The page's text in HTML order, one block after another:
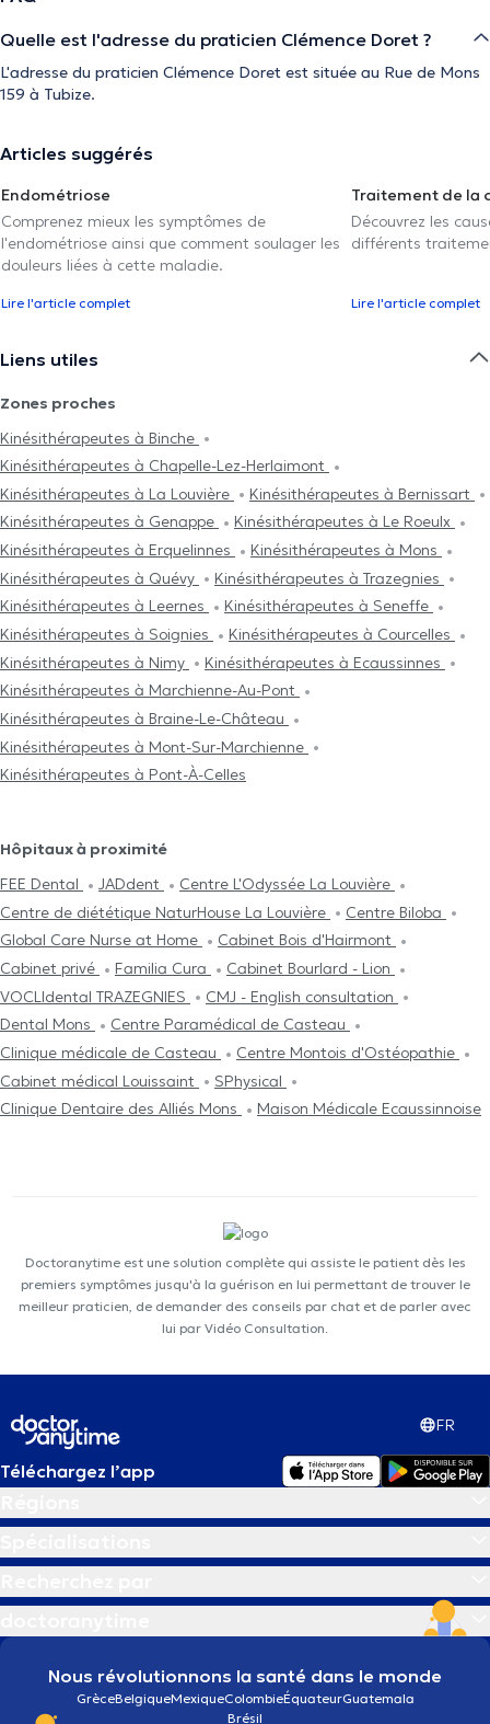
Quelle est l'adresse du praticien Clémence Doret ?
L'adresse du praticien Clémence Doret est située au Rue de Mons
159 à Tubize.
Articles suggérés
Endométriose
Comprenez mieux les symptômes de
l'endométriose ainsi que comment soulager les
douleurs liées à cette maladie.
Lire l'article complet
Traitement de la
Découvrez les
différents
Lire l'article complet
Liens utiles
Zones proches
Kinésithérapeutes à Binche
Kinésithérapeutes à Chapelle-Lez-Herlaimont
Kinésithérapeutes à La Louvière
Kinésithérapeutes à Bernissart
Kinésithérapeutes à Genappe
Kinésithérapeutes à Le Roeulx
Kinésithérapeutes à Erquelinnes
Kinésithérapeutes à Mons
Kinésithérapeutes à Quévy
Kinésithérapeutes à Trazegnies
Kinésithérapeutes à Leernes
Kinésithérapeutes à Seneffe
Kinésithérapeutes à Soignies
Kinésithérapeutes à Courcelles
Kinésithérapeutes à Nimy
Kinésithérapeutes à Ecaussinnes
Kinésithérapeutes à Marchienne-Au-Pont
Kinésithérapeutes à Braine-Le-Château
Kinésithérapeutes à Mont-Sur-Marchienne
Kinésithérapeutes à Pont-À-Celles
Hôpitaux à proximité
FEE Dental
JADdent
Centre L'Odyssée La Louvière
Centre de diététique NaturHouse La Louvière
Centre Biloba
Global Care Nurse at Home
Cabinet Bois d'Hairmont
Cabinet privé
Familia Cura
Cabinet Bourlard - Lion
VOCLIdental TRAZEGNIES
CMJ - English consultation
Dental Mons
Centre Paramédical de Casteau
Clinique médicale de Casteau
Centre Μontois d'Ostéopathie
Cabinet médical Louissaint
SPhysical
Clinique Dentaire des Alliés Mons
Maison Médicale Ecaussinnoise
Doctoranytime est une solution complète qui assiste le patient dès les
premiers symptômes jusqu'à la guérison en lui permettant de trouver le
meilleur praticien, de demander des conseils par chat et de parler avec
lui par Vidéo Consultation.
FR
Téléchargez l’app
Nous révolutionnons la santé dans le monde
GrèceBelgiqueMexiqueColombieÉquateurGuatemala
Brésil